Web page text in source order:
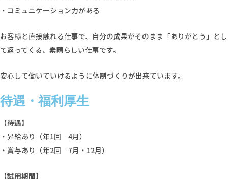
・コミュニケーション力がある
お客様と直接触れる仕事で、自分の成果がそのまま「ありがとう」とし
て返ってくる、素晴らしい仕事です。
安心して働いていけるように体制づくりが出来ています。
待遇・福利厚生
【待遇】
・昇給あり（年1回 4月）
・賞与あり（年2回 7月・12月）
【試用期間】